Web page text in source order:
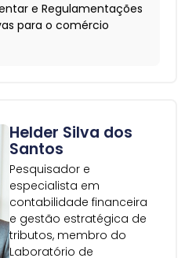
e Regulamentações
para o comércio
Helder Silva dos
Santos
Pesquisador e
especialista em
contabilidade financeira
e gestão estratégica de
tributos, membro do
Laboratório de